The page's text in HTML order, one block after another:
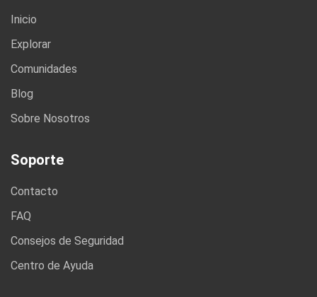
Inicio
Explorar
Comunidades
Blog
Sobre Nosotros
Soporte
Contacto
FAQ
Consejos de Seguridad
Centro de Ayuda